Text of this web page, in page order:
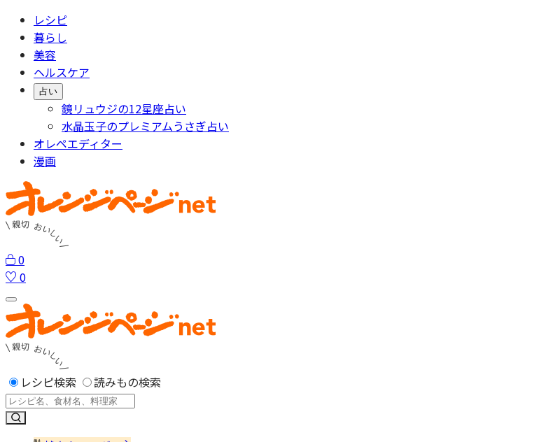
レシピ
暮らし
美容
ヘルスケア
占い
鏡リュウジの12星座占い
水晶玉子のプレミアムうさぎ占い
オレペエディター
漫画
0
0
レシピ検索 読みもの検索